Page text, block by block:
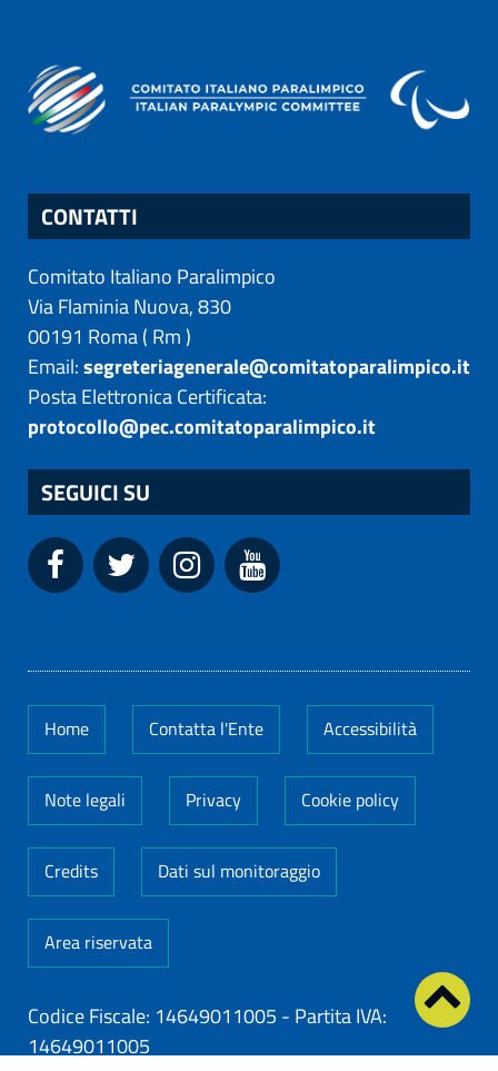
CONTATTI
Comitato Italiano Paralimpico
Via Flaminia Nuova, 830
00191 Roma( Rm)
Email:segreteriagenerale@comitatoparalimpico.it
Posta Elettronica Certificata:
protocollo@pec.comitatoparalimpico.it
SEGUICI SU
Home Contatta l'Ente Accessibilità
Note legali Privacy Cookie policy
Credits Dati sul monitoraggio
Area riservata
Codice Fiscale: 14649011005 - Partita IVA:
14649011005